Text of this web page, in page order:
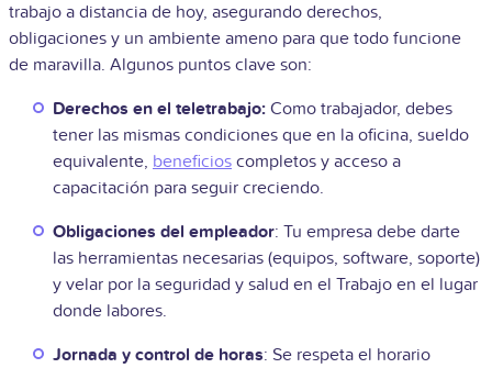
trabajo a distancia de hoy, asegurando derechos,
obligaciones y un ambiente ameno para que todo funcione
de maravilla. Algunos puntos clave son:
Derechos en el teletrabajo: Como trabajador, debes
tener las mismas condiciones que en la oficina, sueldo
equivalente, beneficios completos y acceso a
capacitación para seguir creciendo.
Obligaciones del empleador: Tu empresa debe darte
las herramientas necesarias (equipos, software, soporte)
y velar por la seguridad y salud en el Trabajo en el lugar
donde labores.
Jornada y control de horas: Se respeta el horario